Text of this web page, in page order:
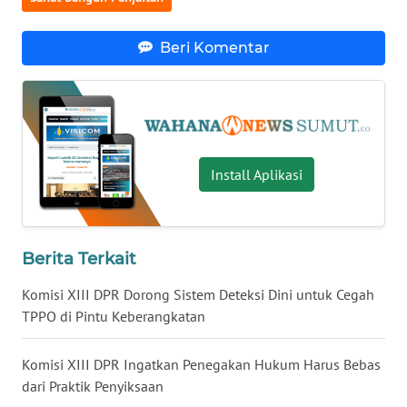
Beri Komentar
Install Aplikasi
Berita Terkait
Komisi XIII DPR Dorong Sistem Deteksi Dini untuk Cegah
TPPO di Pintu Keberangkatan
Komisi XIII DPR Ingatkan Penegakan Hukum Harus Bebas
dari Praktik Penyiksaan
WN
LAMPUNG
JATENG
WN
NUSANTARA
WN
JOGJA
JATIM
WN
BALI